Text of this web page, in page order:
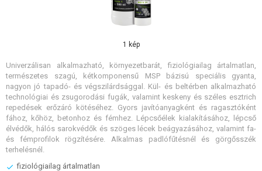
1 kép
Univerzálisan alkalmazható, környezetbarát, fiziológiailag ártalmatlan,
természetes szagú, kétkomponensű MSP bázisú speciális gyanta,
nagyon jó tapadó- és végszilárdsággal. Kül- és beltérben alkalmazható
technológiai és zsugorodási fugák, valamint keskeny és széles esztrich
repedések erőzáró kötéséhez. Gyors javítóanyagként és ragasztóként
fához, kőhöz, betonhoz és fémhez. Lépcsőélek kialakításához, lépcső
élvédők, hálós sarokvédők és szöges lécek beágyazásához, valamint fa-
és fémprofilok rögzítésére. Alkalmas padlófűtésnél és görgősszék
terhelésnél.
fiziológiailag ártalmatlan